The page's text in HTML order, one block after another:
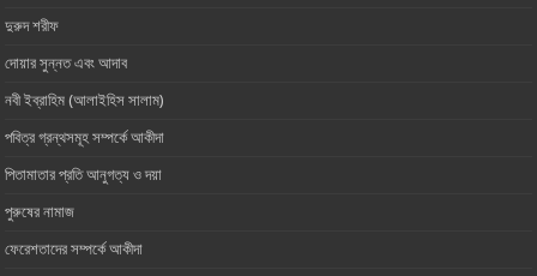
দুরুদ শরীফ
দোয়ার সুন্নত এবং আদাব
নবী ইব্রাহিম (আলাইহিস সালাম)
পবিত্র গ্রন্থসমূহ সম্পর্কে আকীদা
পিতামাতার প্রতি আনুগত্য ও ‎দয়া
পুরুষের নামাজ
ফেরেশতাদের সম্পর্কে আকীদা